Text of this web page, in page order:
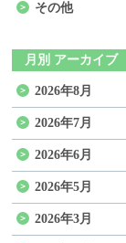
その他
月別 アーカイブ
2026年8月
2026年7月
2026年6月
2026年5月
2026年3月